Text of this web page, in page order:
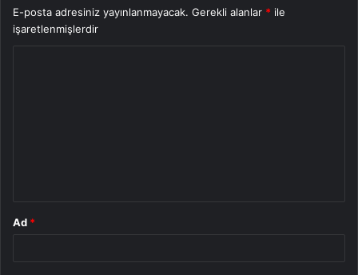
E-posta adresiniz yayınlanmayacak. Gerekli alanlar * ile
işaretlenmişlerdir
Ad *